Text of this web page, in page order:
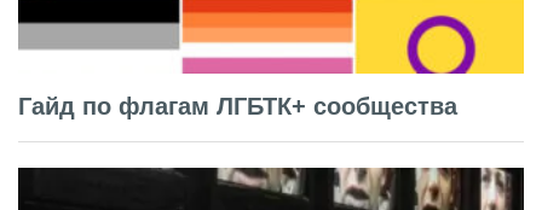
Гайд по флагам ЛГБТК+ сообщества